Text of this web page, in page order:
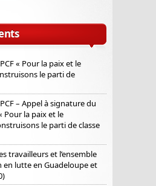
« Pour la paix et le
le parti de
– Appel à signature du
Pour la paix et le
le parti de classe
travailleurs et l’ensemble
en lutte en Guadeloupe et